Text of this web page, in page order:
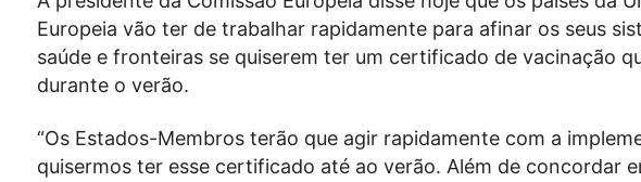
Europeia vão ter de trabalhar rapidamente para afinar os seus
saúde e fronteiras se quiserem ter um certificado de vacinação
durante o verão.
“Os Estados-Membros terão que agir rapidamente com a
quisermos ter esse certificado até ao verão. Além de concordar